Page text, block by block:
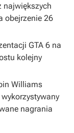
największych
obejrzenie 26
GTA 6 na
kolejny
Williams
nagrania